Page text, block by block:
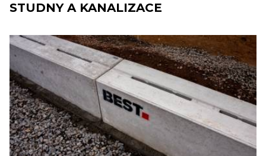
STUDNY A KANALIZACE